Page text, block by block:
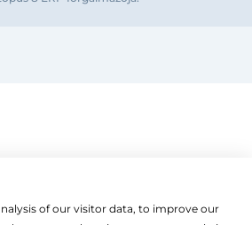
fiókkal
TERMÉKEK
RADIÁTOR
of our visitor data, to improve our